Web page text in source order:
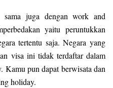
juga dengan work and
yaitu peruntukkan
tertentu saja. Negara yang
visa ini tidak terdaftar dalam
Kamu pun dapat berwisata dan
holiday.